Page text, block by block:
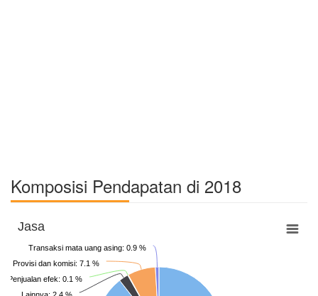
Komposisi Pendapatan di 2018
Jasa
Lainnya: 2.4 %
Penjualan efek: 0.1 %
Provisi dan komisi: 7.1 %
Transaksi mata uang asing: 0.9 %